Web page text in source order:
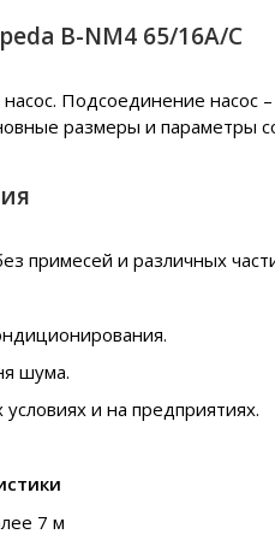
B-NM4 65/16A/C
Подсоединение насос
размеры и параметры
примесей и различных
шума.
и на предприятиях.
7 м